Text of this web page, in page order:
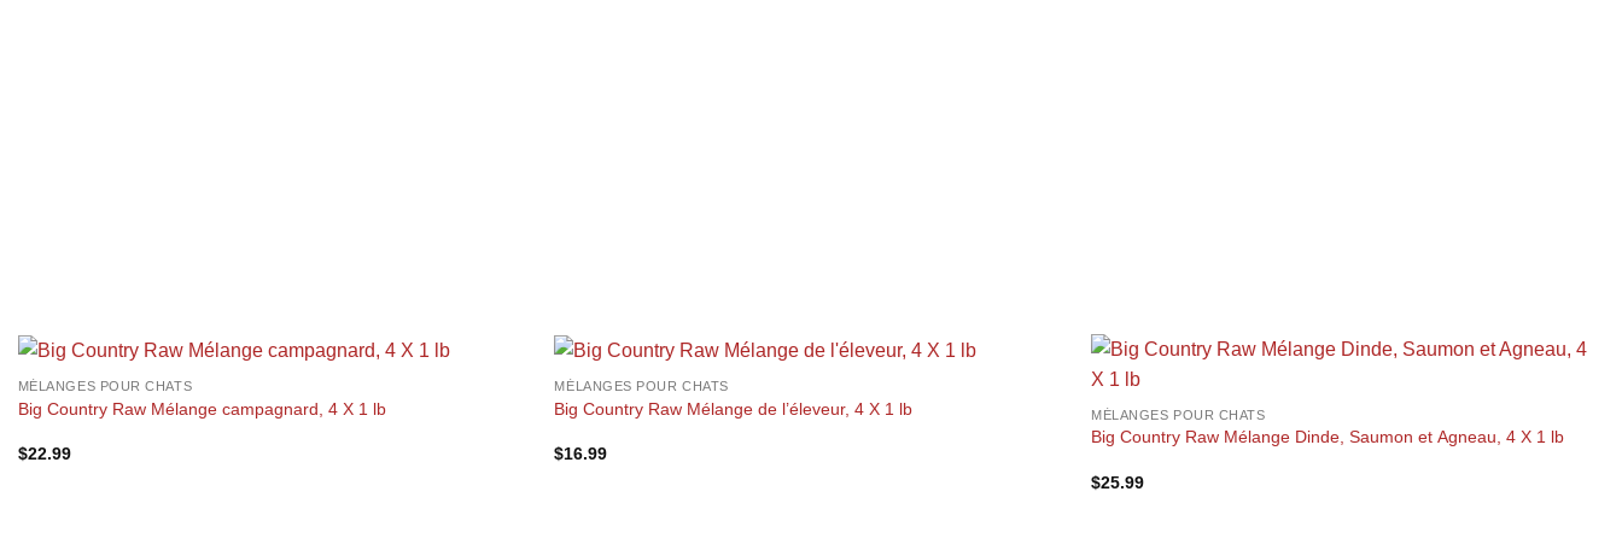
+
MÉLANGES POUR CHATS
Big Country Raw Mélange campagnard, 4 X 1 lb
$22.99
+
MÉLANGES POUR CHATS
Big Country Raw Mélange de l’éleveur, 4 X 1 lb
$16.99
+
MÉLANGES POUR CHATS
Big Country Raw Mélange Dinde, Saumon et Agneau, 4 X 1 lb
$25.99